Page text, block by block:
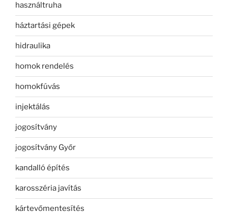
használtruha
háztartási gépek
hidraulika
homok rendelés
homokfúvás
injektálás
jogosítvány
jogosítvány Győr
kandalló építés
karosszéria javítás
kártevőmentesítés